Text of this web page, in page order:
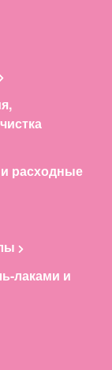
расходные
лаками и